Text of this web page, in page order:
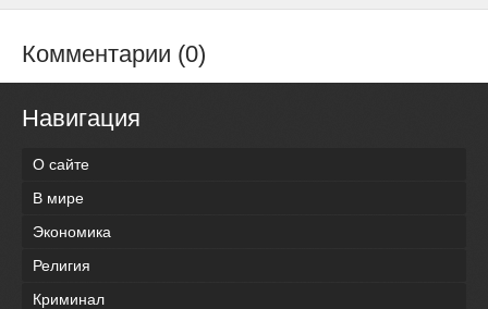
Комментарии (0)
Навигация
О сайте
В мире
Экономика
Религия
Криминал